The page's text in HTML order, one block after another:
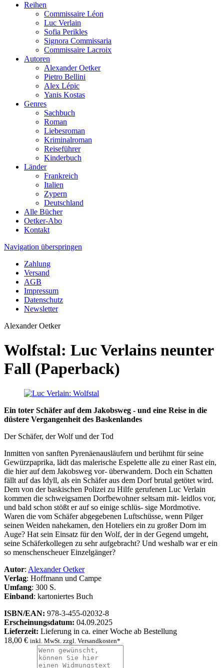
Reihen
Commissaire Léon
Luc Verlain
Sofia Perikles
Signora Commissaria
Commissaire Lacroix
Autoren
Alexander Oetker
Pietro Bellini
Alex Lépic
Yanis Kostas
Genres
Sachbuch
Roman
Liebesroman
Kriminalroman
Reiseführer
Kinderbuch
Länder
Frankreich
Italien
Zypern
Deutschland
Alle Bücher
Oetker-Abo
Kontakt
Navigation überspringen
Zahlung
Versand
AGB
Impressum
Datenschutz
Newsletter
Alexander Oetker
Wolfstal: Luc Verlains neunter
Fall (Paperback)
Ein toter Schäfer auf dem Jakobsweg - und eine Reise in die
düstere Vergangenheit des Baskenlandes
Der Schäfer, der Wolf und der Tod
Inmitten von sanften Pyrenäenausläufern und berühmt für seine
Gewürzpaprika, lädt das malerische Espelette alle zu einer Rast ein,
die hier auf dem Jakobsweg vor- überwandern. Doch ein Schatten
fällt auf das Idyll, als ein Schäfer aus dem Dorf brutal getötet wird.
Dem von der baskischen Polizei zu Hilfe gerufenen Luc Verlain
kommen die schweigsamen Dorfbewohner seltsam mit- leidlos vor,
und bald schon stößt er auf so einige schlüs- sige Mordmotive.
Waren die vom Schäfer abgegebenen Luftschüsse, wenn Pilger
seinen Weiden nahekamen, den Hoteliers ein zu großer Dorn im
Auge? Hat sein Einsatz für den Wolf, der in der Gegend umgeht,
seine Schäferkollegen zu sehr aufgebracht? Und weshalb war er ein
so menschenscheuer Einzelgänger?
Autor: Alexander Oetker
Verlag: Hoffmann und Campe
Umfang: 300 S.
Einband: kartoniertes Buch
ISBN/EAN: 978-3-455-02032-8
Erscheinungsdatum: 04.09.2025
Lieferzeit: Lieferung in ca. einer Woche ab Bestellung
18,00 € inkl. MwSt. zzgl. Versandkosten*